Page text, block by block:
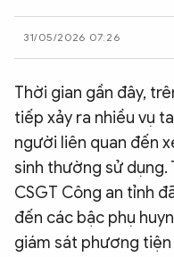
PHÁP LUẬT
CÔNG NGHỆ
QUỐC TẾ
VĂN HÓA - THỂ THAO
31/05/2026 07:26
Thời gian gần đây,
tiếp xảy ra nhiều vụ
người liên quan đến
sinh thường sử
CSGT Công an tỉnh
đến các bậc phụ
giám sát phương